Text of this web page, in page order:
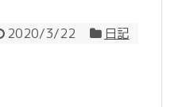
2020/3/22 日記